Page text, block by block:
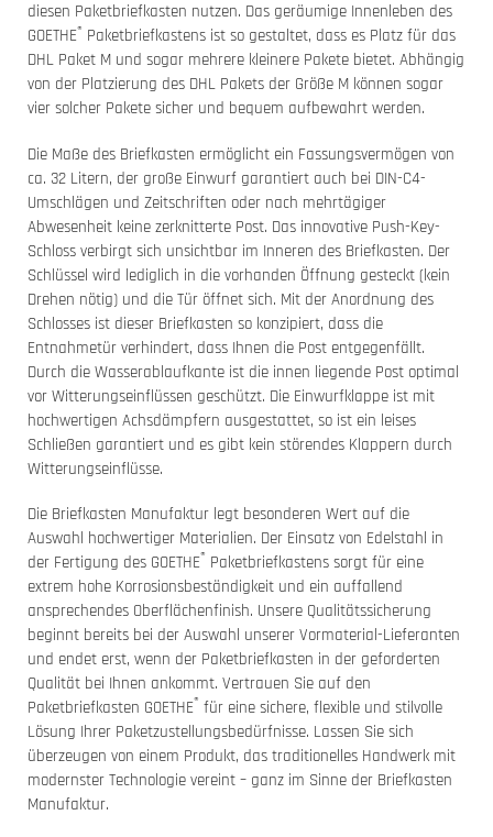
diesen Paketbriefkasten nutzen. Das geräumige Innenleben des
GOETHE® Paketbriefkastens ist so gestaltet, dass es Platz für das
DHL Paket M und sogar mehrere kleinere Pakete bietet. Abhängig
von der Platzierung des DHL Pakets der Größe M können sogar
vier solcher Pakete sicher und bequem aufbewahrt werden.
Die Maße des Briefkasten ermöglicht ein Fassungsvermögen von
ca. 32 Litern, der große Einwurf garantiert auch bei DIN-C4-
Umschlägen und Zeitschriften oder nach mehrtägiger
Abwesenheit keine zerknitterte Post. Das innovative Push-Key-
Schloss verbirgt sich unsichtbar im Inneren des Briefkasten. Der
Schlüssel wird lediglich in die vorhanden Öffnung gesteckt (kein
Drehen nötig) und die Tür öffnet sich. Mit der Anordnung des
Schlosses ist dieser Briefkasten so konzipiert, dass die
Entnahmetür verhindert, dass Ihnen die Post entgegenfällt.
Durch die Wasserablaufkante ist die innen liegende Post optimal
vor Witterungseinflüssen geschützt. Die Einwurfklappe ist mit
hochwertigen Achsdämpfern ausgestattet, so ist ein leises
Schließen garantiert und es gibt kein störendes Klappern durch
Witterungseinflüsse.
Die Briefkasten Manufaktur legt besonderen Wert auf die
Auswahl hochwertiger Materialien. Der Einsatz von Edelstahl in
der Fertigung des GOETHE® Paketbriefkastens sorgt für eine
extrem hohe Korrosionsbeständigkeit und ein auffallend
ansprechendes Oberflächenfinish. Unsere Qualitätssicherung
beginnt bereits bei der Auswahl unserer Vormaterial-Lieferanten
und endet erst, wenn der Paketbriefkasten in der geforderten
Qualität bei Ihnen ankommt. Vertrauen Sie auf den
Paketbriefkasten GOETHE® für eine sichere, flexible und stilvolle
Lösung Ihrer Paketzustellungsbedürfnisse. Lassen Sie sich
überzeugen von einem Produkt, das traditionelles Handwerk mit
modernster Technologie vereint – ganz im Sinne der Briefkasten
Manufaktur.